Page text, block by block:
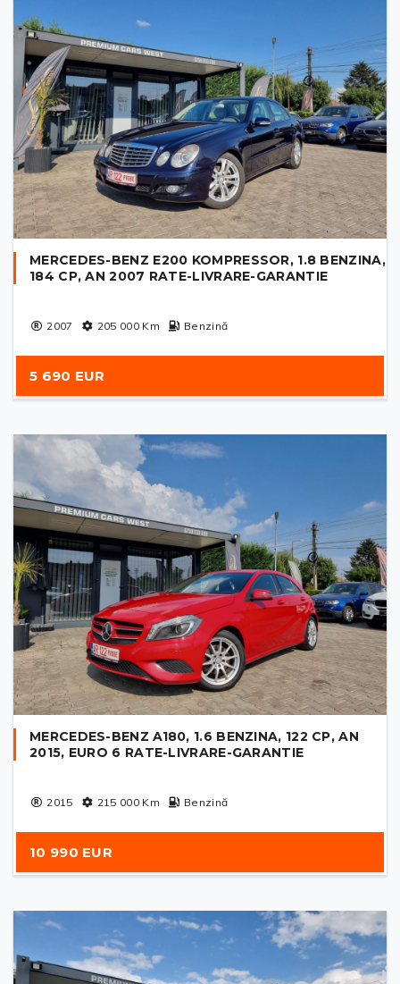
MERCEDES-BENZ E200 KOMPRESSOR, 1.8 BENZINA,
184 CP, AN 2007 RATE-LIVRARE-GARANTIE
2007 205 000Km Benzină
5 690 EUR
MERCEDES-BENZ A180, 1.6 BENZINA, 122 CP, AN
2015, EURO 6 RATE-LIVRARE-GARANTIE
2015 215 000Km Benzină
10 990 EUR